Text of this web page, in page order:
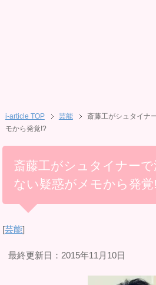
i-article TOP 芸能
斎藤工がシュタイナ
モから発覚!?
斎藤工がシュタイナー
ない疑惑がメモから発覚
[芸能]
最終更新日：2015年11月10日